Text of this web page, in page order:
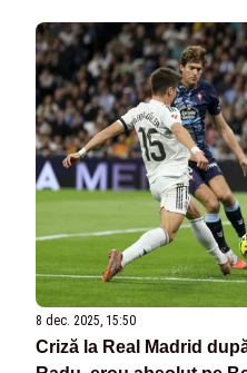
8 dec. 2025, 15:50
Criză la Real Madrid